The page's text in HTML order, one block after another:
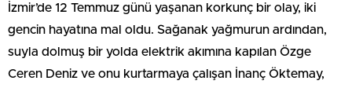
İzmir’de 12 Temmuz günü yaşanan korkunç bir olay, iki
gencin hayatına mal oldu. Sağanak yağmurun ardından,
suyla dolmuş bir yolda elektrik akımına kapılan Özge
Ceren Deniz ve onu kurtarmaya çalışan İnanç Öktemay,